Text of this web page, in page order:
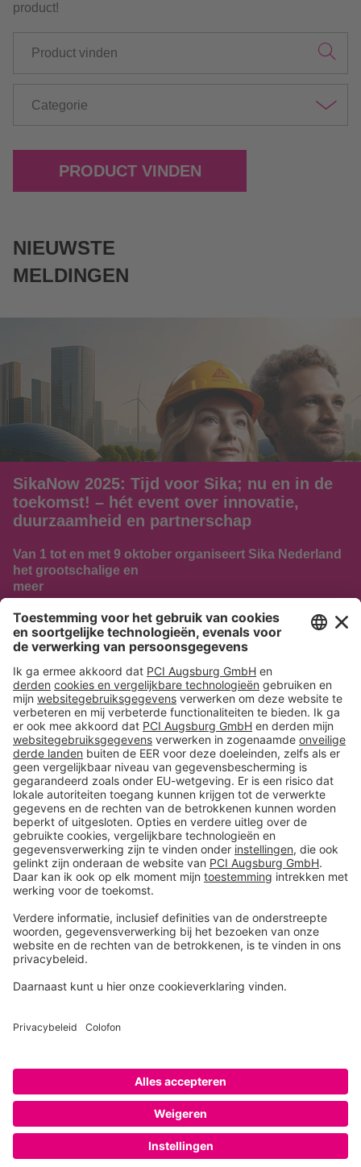
product!
Categorie
PRODUCT VINDEN
NIEUWSTE
MELDINGEN
SikaNow 2025: Tijd voor Sika; nu en in de
toekomst! – hét event over innovatie,
duurzaamheid en partnerschap
Van 1 tot en met 9 oktober organiseert Sika Nederland
het grootschalige en
meer
NAAR HET NIEUWS
Volg ons op:
Producten
Toolbox
Over THOMSIT
Contact
Privacy instellingen
Copyright © 2026 PCI Augsburg GmbH